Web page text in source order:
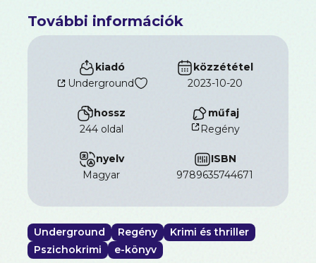
További információk
kiadó
Underground
közzététel
2023-10-20
hossz
244 oldal
műfaj
Regény
nyelv
magyar
ISBN
9789635744671
Underground Regény
Krimi és thriller
Pszichokrimi
e-könyv